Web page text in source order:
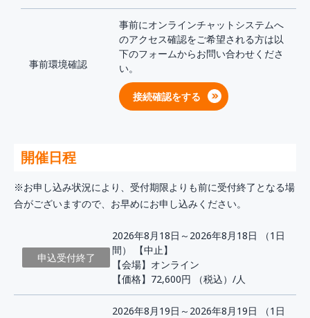
事前環境確認
事前にオンラインチャットシステムへ
のアクセス確認をご希望される方は以
下のフォームからお問い合わせくださ
い。
接続確認をする
開催日程
※お申し込み状況により、受付期限よりも前に受付終了となる場
合がございますので、お早めにお申し込みください。
申込受付終了
2026年8月18日～2026年8月18日 （1日
間） 【中止】
【会場】オンライン
【価格】72,600円
（税込）/人
2026年8月19日～2026年8月19日 （1日